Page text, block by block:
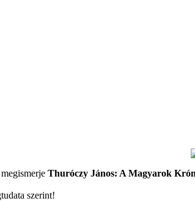
Thuróczy János: A Magyarok
szerint!